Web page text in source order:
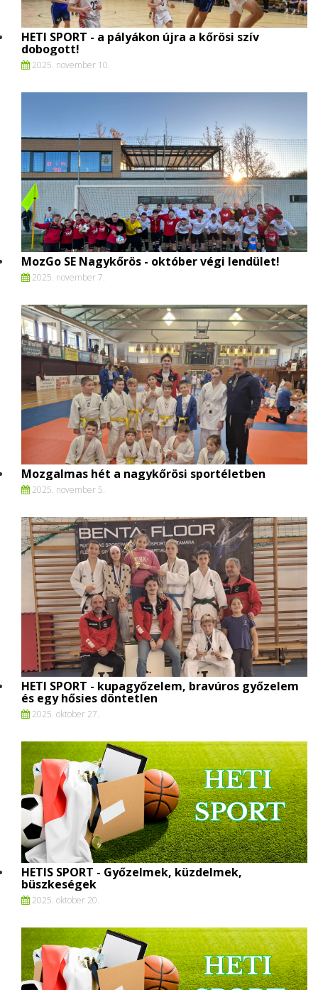
HETI SPORT - a pályákon újra a kőrösi szív
dobogott!
2025. november 10.
MozGo SE Nagykőrös - október végi lendület!
2025. november 7.
Mozgalmas hét a nagykőrösi sportéletben
2025. november 5.
HETI SPORT - kupagyőzelem, bravúros győzelem
és egy hősies döntetlen
2025. oktober 27.
HETIS SPORT - Győzelmek, küzdelmek,
büszkeségek
2025. oktober 20.